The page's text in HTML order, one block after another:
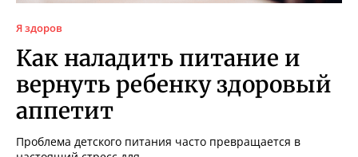
Я здоров
Как наладить питание и
вернуть ребенку здоровый
аппетит
Проблема детского питания часто превращается в